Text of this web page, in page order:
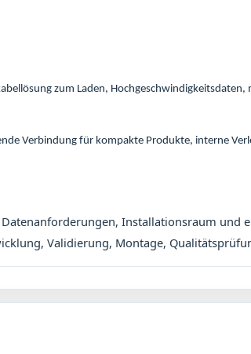
zum Laden,
Verbindung für kompakte Produkte, interne
Installationsraum und
Validierung, Montage,